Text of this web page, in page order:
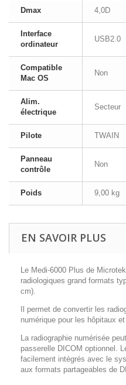
Dmax 4,0D
Interface
ordinateur
USB2.0
Compatible
Mac OS
Non
Alim.
électrique
Secteur
Pilote TWAIN
Panneau
contrôle
Non
Poids 9,00 kg
EN SAVOIR PLUS
Le Medi-6000 Plus de
radiologiques grand formats
cm).
Il permet de convertir les
numérique pour les hôpitaux
La radiographie numérisée
passerelle DICOM optionnel.
facilement intégrés avec le
aux formats partageables de